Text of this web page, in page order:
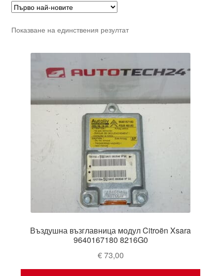
Показване на единствения резултат
Въздушна възглавница модул Citroën Xsara
9640167180 8216G0
€73,00